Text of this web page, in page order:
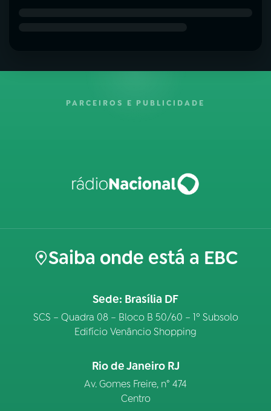
PARCEIROS E PUBLICIDADE
Saiba onde está a EBC
Sede: Brasília DF
SCS – Quadra 08 – Bloco B 50/60 – 1º Subsolo
Edifício Venâncio Shopping
Rio de Janeiro RJ
Av. Gomes Freire, n° 474
Centro